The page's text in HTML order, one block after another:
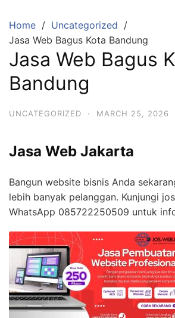
content
Home
Uncategorized
Jasa Web Bagus Kota Bandung
Jasa Web Bagus
Bandung
UNCATEGORIZED · MARCH 25, 2026
Jasa Web Jakarta
Bangun website bisnis Anda
lebih banyak pelanggan. Kunjungi
WhatsApp 085722250509 untuk